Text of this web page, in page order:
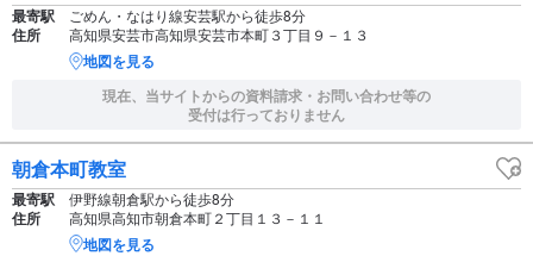
最寄駅 ごめん・なはり線安芸駅から徒歩8分
住所 高知県安芸市高知県安芸市本町３丁目９－１３
地図を見る
現在、当サイトからの資料請求・お問い合わせ等の
受付は行っておりません
朝倉本町教室
最寄駅 伊野線朝倉駅から徒歩8分
住所 高知県高知市朝倉本町２丁目１３－１１
地図を見る